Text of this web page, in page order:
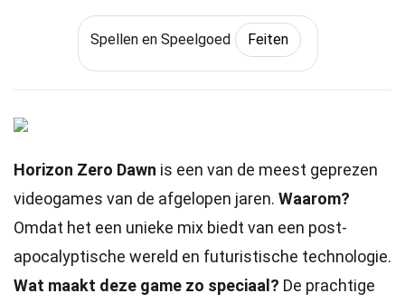
Spellen en Speelgoed Feiten
Horizon Zero Dawn is een van de meest geprezen
videogames van de afgelopen jaren. Waarom?
Omdat het een unieke mix biedt van een post-
apocalyptische wereld en futuristische technologie.
Wat maakt deze game zo speciaal? De prachtige